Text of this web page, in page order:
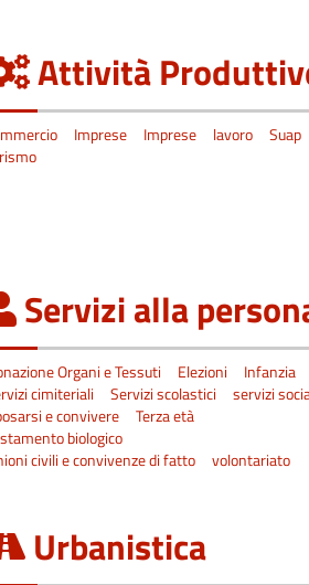
Attività
Imprese Imprese lavoro
Suap
Servizi alla
Organi e Tessuti Elezioni
Infanzia
cimiteriali
Servizi scolastici
servizi
e convivere
Terza età
biologico
civili e convivenze di fatto
volontariato
Urbanistica